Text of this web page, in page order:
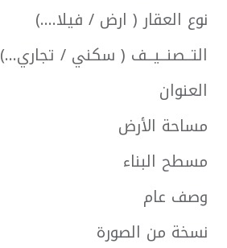
نوع العقار ( ارض / فيلا....)
التــصنــيــف ( سكني / تجاري...)
العنوان
مساحة الأرض
مسطح البناء
وصف عام
نسخة من الصورة